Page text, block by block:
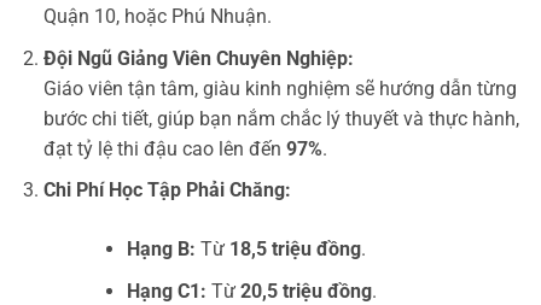
Quận 10, hoặc Phú Nhuận.
Đội Ngũ Giảng Viên Chuyên Nghiệp:
Giáo viên tận tâm, giàu kinh nghiệm sẽ hướng dẫn từng
bước chi tiết, giúp bạn nắm chắc lý thuyết và thực hành,
đạt tỷ lệ thi đậu cao lên đến 97%.
Chi Phí Học Tập Phải Chăng:
Hạng B: Từ 18,5 triệu đồng.
Hạng C1: Từ 20,5 triệu đồng.